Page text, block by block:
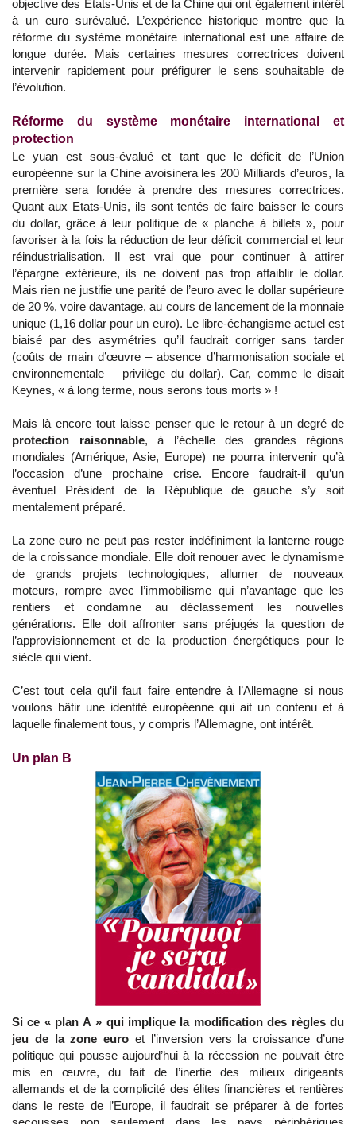
objective des Etats-Unis et de la Chine qui ont également intérêt
à un euro surévalué. L’expérience historique montre que la
réforme du système monétaire international est une affaire de
longue durée. Mais certaines mesures correctrices doivent
intervenir rapidement pour préfigurer le sens souhaitable de
l’évolution.
Réforme du système monétaire international et
protection
Le yuan est sous-évalué et tant que le déficit de l’Union
européenne sur la Chine avoisinera les 200 Milliards d’euros, la
première sera fondée à prendre des mesures correctrices.
Quant aux Etats-Unis, ils sont tentés de faire baisser le cours
du dollar, grâce à leur politique de « planche à billets », pour
favoriser à la fois la réduction de leur déficit commercial et leur
réindustrialisation. Il est vrai que pour continuer à attirer
l’épargne extérieure, ils ne doivent pas trop affaiblir le dollar.
Mais rien ne justifie une parité de l’euro avec le dollar supérieure
de 20 %, voire davantage, au cours de lancement de la monnaie
unique (1,16 dollar pour un euro). Le libre-échangisme actuel est
biaisé par des asymétries qu’il faudrait corriger sans tarder
(coûts de main d’œuvre – absence d’harmonisation sociale et
environnementale – privilège du dollar). Car, comme le disait
Keynes, « à long terme, nous serons tous morts » !
Mais là encore tout laisse penser que le retour à un degré de
protection raisonnable, à l’échelle des grandes régions
mondiales (Amérique, Asie, Europe) ne pourra intervenir qu’à
l’occasion d’une prochaine crise. Encore faudrait-il qu’un
éventuel Président de la République de gauche s’y soit
mentalement préparé.
La zone euro ne peut pas rester indéfiniment la lanterne rouge
de la croissance mondiale. Elle doit renouer avec le dynamisme
de grands projets technologiques, allumer de nouveaux
moteurs, rompre avec l’immobilisme qui n’avantage que les
rentiers et condamne au déclassement les nouvelles
générations. Elle doit affronter sans préjugés la question de
l’approvisionnement et de la production énergétiques pour le
siècle qui vient.
C’est tout cela qu’il faut faire entendre à l’Allemagne si nous
voulons bâtir une identité européenne qui ait un contenu et à
laquelle finalement tous, y compris l’Allemagne, ont intérêt.
Un plan B
Si ce « plan A » qui implique la modification des règles du
jeu de la zone euro et l’inversion vers la croissance d’une
politique qui pousse aujourd’hui à la récession ne pouvait être
mis en œuvre, du fait de l’inertie des milieux dirigeants
allemands et de la complicité des élites financières et rentières
dans le reste de l’Europe, il faudrait se préparer à de fortes